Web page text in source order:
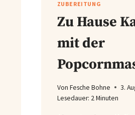
ZUBEREITUNG
Zu Hause
mit der
Von Fesche Bohne
3.
Lesedauer: 2Minuten